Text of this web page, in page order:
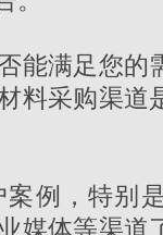
能满足您的
料采购渠道
例，特别
媒体等渠道